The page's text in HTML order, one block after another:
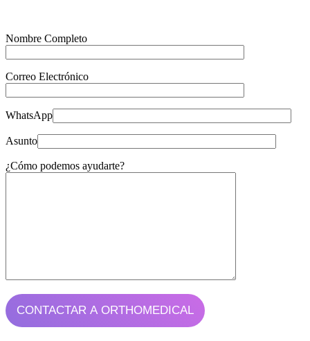
Nombre Completo
Correo Electrónico
WhatsApp
Asunto
¿Cómo podemos ayudarte?